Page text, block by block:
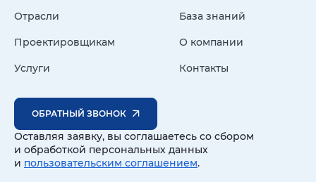
Отрасли
Проектировщикам
Услуги
База знаний
О компании
Контакты
ОБРАТНЫЙ ЗВОНОК
Оставляя заявку, вы соглашаетесь со сбором
и обработкой персональных данных
и пользовательским соглашением.